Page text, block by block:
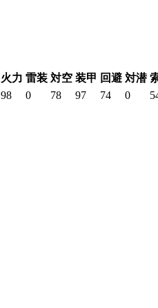
火力 雷装 対空 装甲 回避 対潜
98 0 78 97 74 0